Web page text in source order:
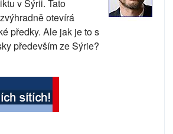
v Sýrii. Tato
otevírá
předky. Ale jak je to s
především ze Sýrie?